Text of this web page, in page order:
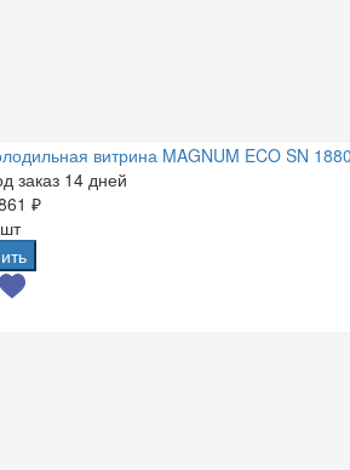
витрина MAGNUM ECO SN
заказ 14 дней
₽